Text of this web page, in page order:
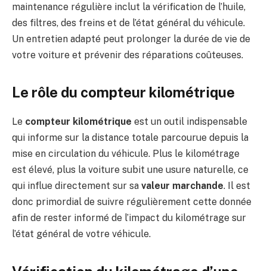
maintenance régulière inclut la vérification de l’huile,
des filtres, des freins et de l’état général du véhicule.
Un entretien adapté peut prolonger la durée de vie de
votre voiture et prévenir des réparations coûteuses.
Le rôle du compteur kilométrique
Le compteur kilométrique est un outil indispensable
qui informe sur la distance totale parcourue depuis la
mise en circulation du véhicule. Plus le kilométrage
est élevé, plus la voiture subit une usure naturelle, ce
qui influe directement sur sa valeur marchande. Il est
donc primordial de suivre régulièrement cette donnée
afin de rester informé de l’impact du kilométrage sur
l’état général de votre véhicule.